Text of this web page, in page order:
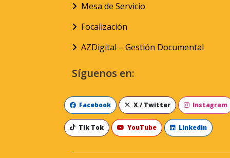
Mesa de Servicio
Focalización
AZDigital – Gestión Documental
Síguenos en:
Facebook X / Twitter Instagram
Tik Tok YouTube Linkedin